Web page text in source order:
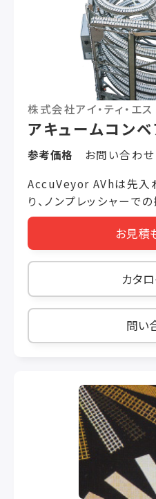
ベンド、ドライブユニッ
●詳しくはお問い合わせ
ンロードしてください。
株式会社アイ・ティ・エス
アキュームコンベ
参考価格
お問い合わせ
AccuVeyor AVhは先入
り、ノンプレッシャーで
のダイナミックアキュム
スファーユニットによっ
上下に動くことで搬送
置内において製品が動く
製品移動もありません
年に渡る実績と、ダイナ
知見を高度に融合させ
しました。
お見積
カタ
問い